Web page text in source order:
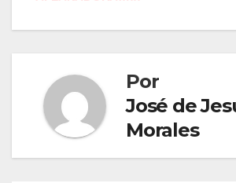
Por
José de
Morales